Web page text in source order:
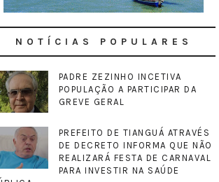
NOTÍCIAS POPULARES
PADRE ZEZINHO INCETIVA
POPULAÇÃO A PARTICIPAR DA
GREVE GERAL
PREFEITO DE TIANGUÁ ATRAVÉS
DE DECRETO INFORMA QUE NÃO
REALIZARÁ FESTA DE CARNAVAL
PARA INVESTIR NA SAÚDE